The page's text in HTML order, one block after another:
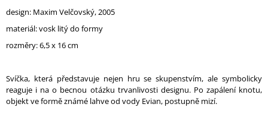
design: Maxim Velčovský, 2005
materiál:vosk litý do formy
rozměry: 6,5 x 16 cm
Svíčka, která představuje nejen hru se skupenstvím, ale symbolicky
reaguje i na o becnou otázku trvanlivosti designu. Po zapálení knotu,
objekt ve formě známé lahve od vody Evian, postupně mizí.
O
R
U
Č
U
E
M
E